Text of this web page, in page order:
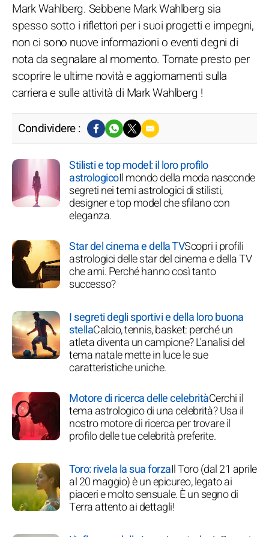
Mark Wahlberg. Sebbene Mark Wahlberg sia
spesso sotto i riflettori per i suoi progetti e impegni,
non ci sono nuove informazioni o eventi degni di
nota da segnalare al momento. Tornate presto per
scoprire le ultime novità e aggiornamenti sulla
carriera e sulle attività di Mark Wahlberg !
Condividere :
Stilisti e top model: il loro profilo
astrologicoIl mondo della moda nasconde
segreti nei temi astrologici di stilisti,
designer e top model che sfilano con
eleganza.
Star del cinema e della TVScopri i profili
astrologici delle star del cinema e della TV
che ami. Perché hanno così tanto
successo?
I segreti degli sportivi e della loro buona
stellaCalcio, tennis, basket: perché un
atleta diventa un campione? L'analisi del
tema natale mette in luce le sue
caratteristiche uniche.
Motore di ricerca delle celebritàCerchi il
tema astrologico di una celebrità? Usa il
nostro motore di ricerca per trovare il
profilo delle tue celebrità preferite.
Toro: rivela la sua forzaIl Toro (dal 21 aprile
al 20 maggio) è un epicureo, legato ai
piaceri e molto sensuale. È un segno di
Terra attento ai dettagli!